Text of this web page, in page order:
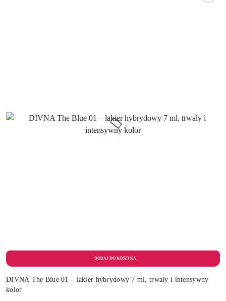
DIVNA The Blue 01 – lakier hybrydowy 7 ml, trwały i intensywny
kolor